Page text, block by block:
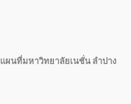
แผนที่มหาวิทยาลัยเนชั่น ลำปาง